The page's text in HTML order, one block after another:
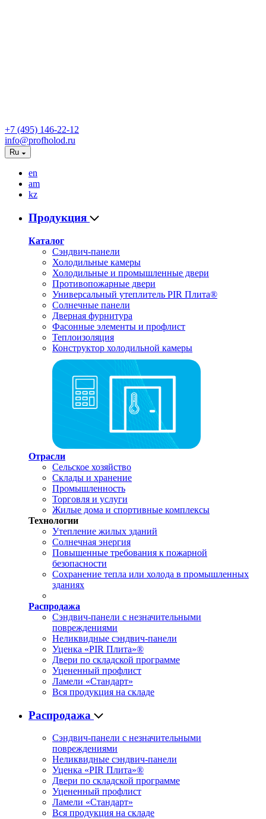
+7 (495) 146-22-12
info@profholod.ru
Ru
en
am
kz
Продукция
Каталог
Сэндвич-панели
Холодильные камеры
Холодильные и промышленные двери
Противопожарные двери
Универсальный утеплитель PIR Плита®
Солнечные панели
Дверная фурнитура
Фасонные элементы и профлист
Теплоизоляция
Конструктор холодильной камеры
Отрасли
Сельское хозяйство
Склады и хранение
Промышленность
Торговля и услуги
Жилые дома и спортивные комплексы
Технологии
Утепление жилых зданий
Солнечная энергия
Повышенные требования к пожарной
безопасности
Сохранение тепла или холода в промышленных
зданиях
Распродажа
Сэндвич-панели с незначительными
повреждениями
Неликвидные сэндвич-панели
Уценка «PIR Плита»®
Двери по складской программе
Уцененный профлист
Ламели «Стандарт»
Вся продукция на складе
Распродажа
Сэндвич-панели с незначительными
повреждениями
Неликвидные сэндвич-панели
Уценка «PIR Плита»®
Двери по складской программе
Уцененный профлист
Ламели «Стандарт»
Вся продукция на складе